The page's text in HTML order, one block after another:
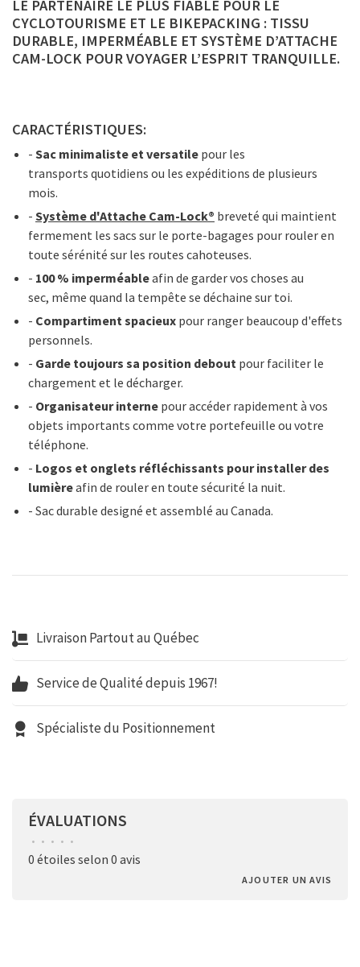
LE PARTENAIRE LE PLUS FIABLE POUR LE
CYCLOTOURISME ET LE BIKEPACKING : TISSU
DURABLE, IMPERMÉABLE ET SYSTÈME D’ATTACHE
CAM-LOCK POUR VOYAGER L’ESPRIT TRANQUILLE.
CARACTÉRISTIQUES:
- Sac minimaliste et versatile pour les
transports quotidiens ou les expéditions de plusieurs
mois.
- Système d'Attache Cam-Lock® breveté qui maintient
fermement les sacs sur le porte-bagages pour rouler en
toute sérénité sur les routes cahoteuses.
- 100 % imperméableafin de garder vos choses au
sec, même quand la tempête se déchaine sur toi.
- Compartiment spacieux pour ranger beaucoup d'effets
personnels.
- Garde toujours sa position debout pour faciliter le
chargement et le décharger.
- Organisateur interne pour accéder rapidement à vos
objets importants comme votre portefeuille ou votre
téléphone.
- Logos et onglets réfléchissants pour installer des
lumièreafin de rouler en toute sécurité la nuit.
- Sac durable designé et assemblé au Canada.
Livraison Partout au Québec
Service de Qualité depuis 1967!
Spécialiste du Positionnement
ÉVALUATIONS
• • • • •
0 étoiles selon 0 avis
AJOUTER UN AVIS